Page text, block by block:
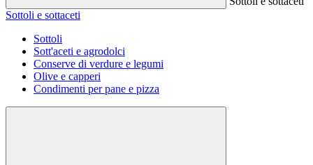
Sottoli e sottaceti
Sottoli
Sott'aceti e agrodolci
Conserve di verdure e legumi
Olive e capperi
Condimenti per pane e pizza